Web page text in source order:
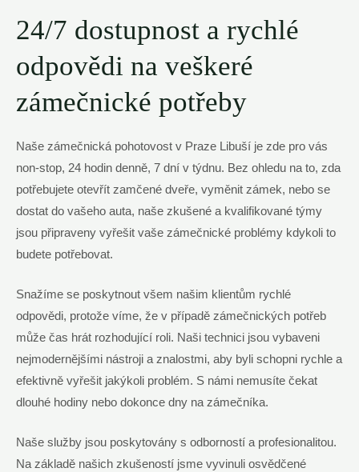
24/7 ⁢dostupnost a‌ rychlé
odpovědi na ​veškeré
‍zámečnické⁤ potřeby
Naše ⁣zámečnická ‍pohotovost v Praze Libuší je zde‍ pro vás⁤
non-stop, 24 ⁤hodin denně, 7 dní v týdnu. Bez⁤ ohledu na​ to, zda
‍potřebujete otevřít zamčené dveře, vyměnit zámek, ⁣nebo​ se
dostat do vašeho auta, naše ⁢zkušené⁤ a kvalifikované týmy
⁢jsou připraveny vyřešit vaše zámečnické problémy kdykoli ⁢to
budete potřebovat.
Snažíme se ⁢poskytnout všem⁤ našim klientům rychlé
⁤odpovědi, protože‌ víme, že v případě zámečnických potřeb
může čas hrát rozhodující roli. Naši technici jsou vybaveni
nejmodernějšími nástroji a ‍znalostmi, aby byli schopni rychle a
efektivně vyřešit ‌jakýkoli problém. S námi nemusíte čekat
dlouhé‌ hodiny⁣ nebo dokonce‌ dny na⁣ zámečníka.
Naše služby jsou‍ poskytovány s odborností a profesionalitou.
Na základě našich zkušeností jsme⁣ vyvinuli osvědčené